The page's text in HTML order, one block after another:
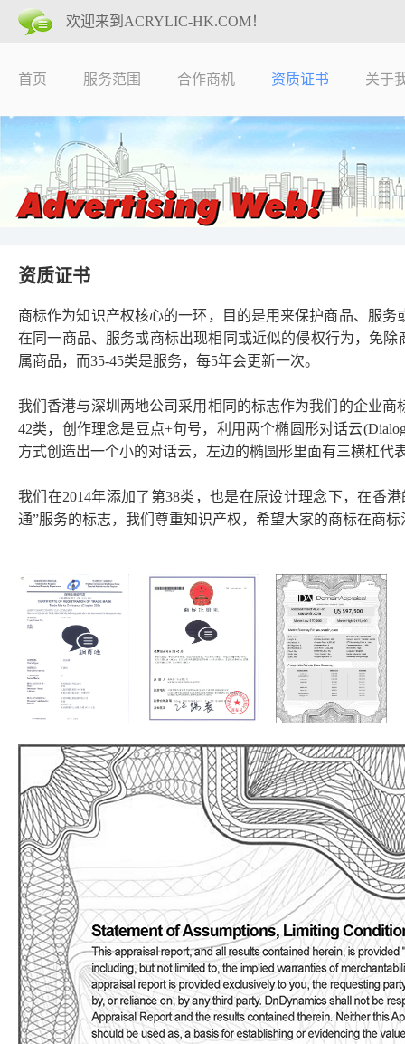
欢迎来到ACRYLIC-HK.COM！
首页 服务范围 合作商机 资质证书 关于
资质证书
商标作为知识产权核心的一环，目的是用来保护商品、服
在同一商品、服务或商标出现相同或近似的侵权行为，免
属商品，而35-45类是服务，每5年会更新一次。
我们香港与深圳两地公司采用相同的标志作为我们的企业
42类，创作理念是豆点+句号，利用两个椭圆形对话云
方式创造出一个小的对话云，左边的椭圆形里面有三横杠代
我们在2014年添加了第38类，也是在原设计理念下，在香
通”服务的标志，我们尊重知识产权，希望大家的商标在商